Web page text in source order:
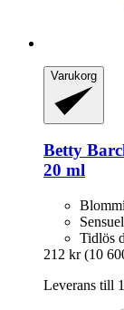
Varukorg
Betty
20 ml
Tidlös
212 kr (10
Leverans till